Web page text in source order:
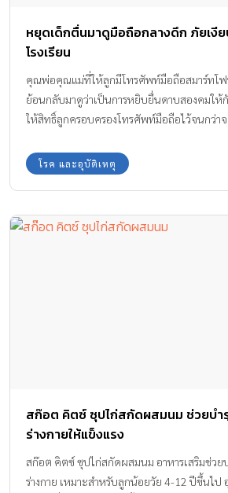
หยุดเด็กตื่นมาดูมือถือกลางดึก ภัยเงี
โรงเรียน
คุณพ่อคุณแม่ที่ให้ลูกมีโทรศัพท์มือถือสมาร์ทโฟ
ย้อนกลับมาดูว่าเป็นการหยิบยื่นดาบสองคมให้
ให้สิทธิ์ลูกครอบครองโทรศัพท์มือถือไว้จนกว่าจ
โรค และอุบัติเหตุ
สก๊อต คิตซ์ ซุปไก่สกัดผสมนม ช่วยบำ
ร่างกายให้แข็งแรง
สก๊อต คิตซ์ ซุปไก่สกัดผสมนม อาหารเสริมช่วย
ร่างกาย เหมาะสำหรับลูกน้อยวัย 4-12 ปีขึ้นไ